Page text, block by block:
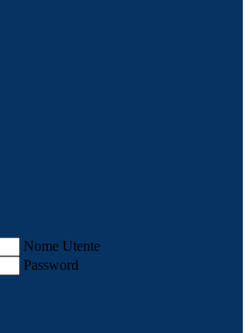
Nome Utente
Password